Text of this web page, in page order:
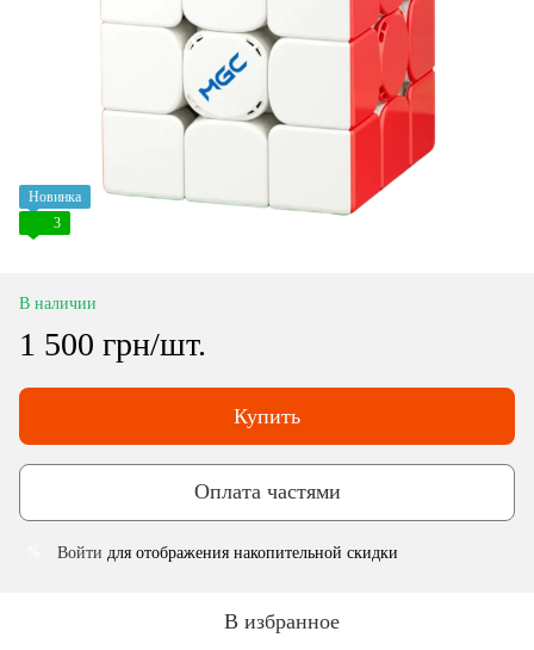
Новинка
3
В наличии
1 500 грн/шт.
Купить
Оплата частями
Войти для отображения накопительной скидки
В избранное